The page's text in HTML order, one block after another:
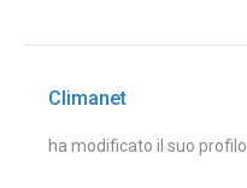
Climanet
ha modificato il suo profilo